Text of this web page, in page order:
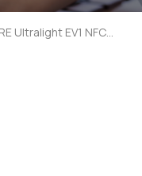
Programmierbarer MIFARE Ultralight EV1 NFC-Sticker